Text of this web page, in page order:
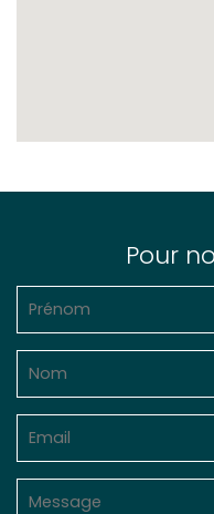
Pour